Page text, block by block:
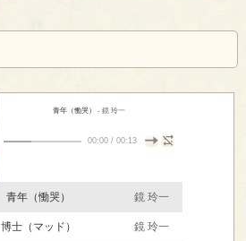
青年（慟哭） - 鏡 玲一
00:00/ 00:13
青年（慟哭） 鏡 玲一
博士（マッド） 鏡 玲一